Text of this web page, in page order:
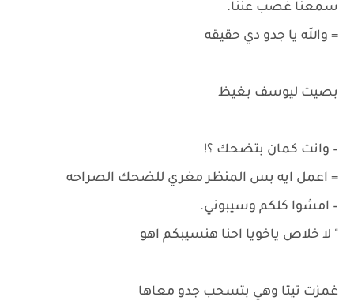
سمعنا غصب عننا.
= والله يا جدو دي حقيقه
بصيت ليوسف بغيظ
– وانت كمان بتضحك ؟!
= اعمل ايه بس المنظر مغري للضحك الصراحه
– امشوا كلكم وسيبوني.
" لا خلاص ياخويا احنا هنسيبكم اهو
غمزت تيتا وهي بتسحب جدو معاها